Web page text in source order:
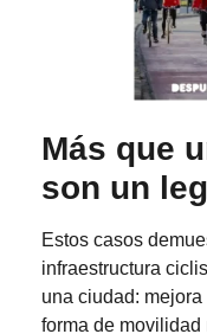
Más que
son un
Estos casos
infraestructura
una ciudad:
forma de